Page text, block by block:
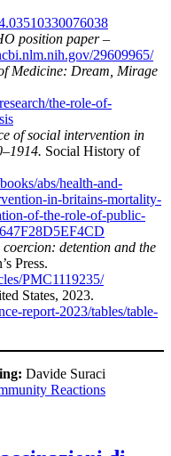
position paper –
29609965/
Medicine: Dream, Mirage
the-role-of-
of social intervention in
Social History of
abs/health-and-
in-britains-mortality-
of-the-role-of-public-
detention and the
Press.
PMC1119235/
States, 2023.
report-2023/tables/table-
Davide Suraci
Reactions